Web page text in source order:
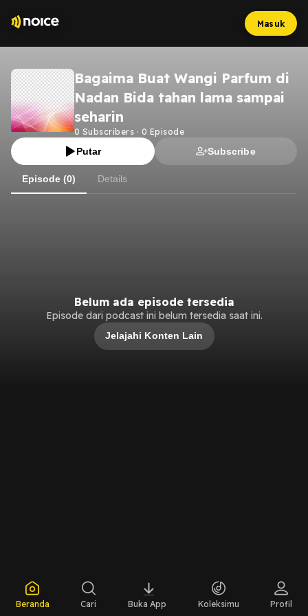
Masuk
Bagaima Buat Wangi Parfum di
Nadan Bida tahan lama sampai
seharin
0 Subscribers · 0 Episode
Putar Subscribe
Episode (0) Details
Belum ada episode tersedia
Episode dari podcast ini belum tersedia saat ini.
Jelajahi Konten Lain
Beranda Cari Buka App Koleksimu Profil